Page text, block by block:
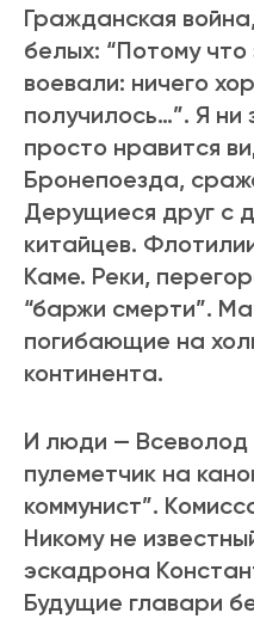
Гражданская
белых: “Потому
воевали: ничего
получилось…”. Я ни
просто нравится
Бронепоезда,
Дерущиеся друг с
китайцев.
Каме. Реки,
“баржи смерти”.
погибающие на
континента.
И люди — Всеволод
пулеметчик на
коммунист”.
Никому не
эскадрона
Будущие главари